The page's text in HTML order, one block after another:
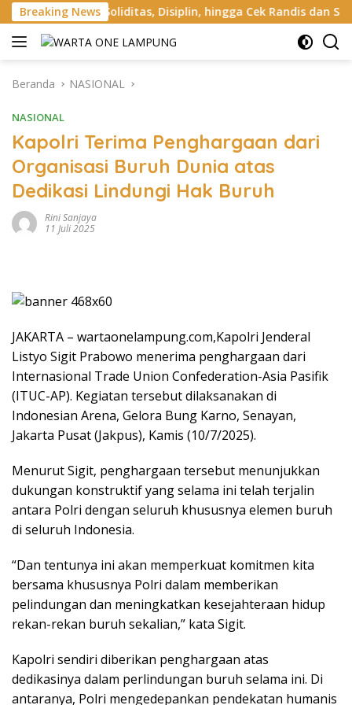
Langsung
ke
konten
Breaking News
Disiplin, hingga Cek Randis dan Senpi Dinas
Beranda NASIONAL
NASIONAL
Kapolri Terima Penghargaan dari
Organisasi Buruh Dunia atas
Dedikasi Lindungi Hak Buruh
Rini Sanjaya
11 Juli 2025
JAKARTA – wartaonelampung.com,Kapolri Jenderal
Listyo Sigit Prabowo menerima penghargaan dari
Internasional Trade Union Confederation-Asia Pasifik
(ITUC-AP). Kegiatan tersebut dilaksanakan di
Indonesian Arena, Gelora Bung Karno, Senayan,
Jakarta Pusat (Jakpus), Kamis (10/7/2025).
Menurut Sigit, penghargaan tersebut menunjukkan
dukungan konstruktif yang selama ini telah terjalin
antara Polri dengan seluruh khususnya elemen buruh
di seluruh Indonesia.
“Dan tentunya ini akan memperkuat komitmen kita
bersama khususnya Polri dalam memberikan
pelindungan dan meningkatkan kesejahteraan hidup
rekan-rekan buruh sekalian,” kata Sigit.
Kapolri sendiri diberikan penghargaan atas
dedikasinya dalam perlindungan buruh selama ini. Di
antaranya, Polri mengedepankan pendekatan humanis